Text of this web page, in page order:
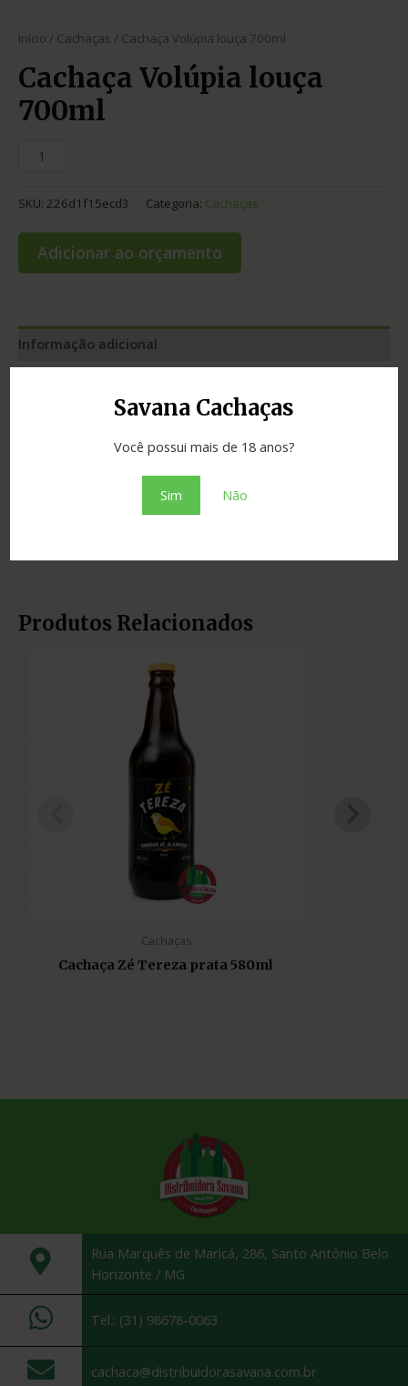
Savana Cachaças
Você possui mais de 18 anos?
Sim Não
Início / Cachaças / Cachaça Volúpia louça 700ml
Cachaça Volúpia louça
700ml
SKU: 226d1f15ecd3 Categoria: Cachaças
Adicionar ao orçamento
Informação adicional
Paraíba
Produtos Relacionados
Cachaças
Cachaça Zé Tereza prata 580ml
Rua Marquês de Maricá, 286, Santo Antônio Belo
Horizonte / MG
Tel.: (31) 98678-0063
cachaca@distribuidorasavana.com.br